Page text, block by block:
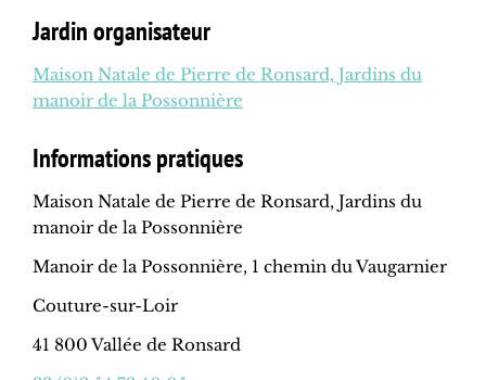
Jardin organisateur
Maison Natale de Pierre de Ronsard, Jardins du
manoir de la Possonnière
Informations pratiques
Maison Natale de Pierre de Ronsard, Jardins du
manoir de la Possonnière
Manoir de la Possonnière, 1 chemin du Vaugarnier
Couture-sur-Loir
41 800 Vallée de Ronsard